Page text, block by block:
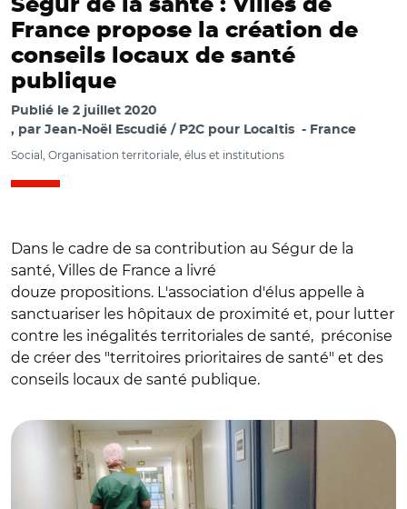
Ségur de la santé : Villes de
France propose la création de
conseils locaux de santé
publique
Publié le 2 juillet 2020
par Jean-Noël Escudié / P2C pour Localtis France
Social, Organisation territoriale, élus et institutions
Dans le cadre de sa contribution au Ségur de la
santé, Villes de France a livré
douze propositions. L'association d'élus appelle à
sanctuariser les hôpitaux de proximité et, pour lutter
contre les inégalités territoriales de santé, préconise
de créer des "territoires prioritaires de santé" et des
conseils locaux de santé publique.